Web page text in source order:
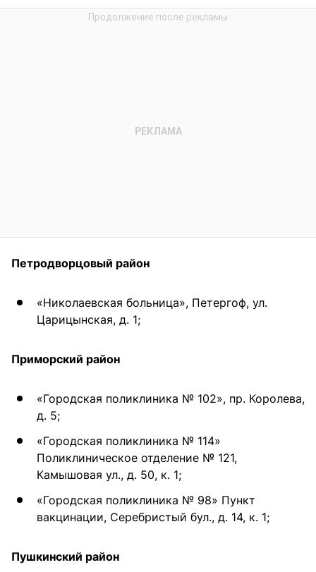
Петродворцовый район
«Николаевская больница», Петергоф, ул.
Царицынская, д. 1;
Приморский район
«Городская поликлиника № 102», пр. Королева,
д. 5;
«Городская поликлиника № 114»
Поликлиническое отделение № 121,
Камышовая ул., д. 50, к. 1;
«Городская поликлиника № 98» Пункт
вакцинации, Серебристый бул., д. 14, к. 1;
Пушкинский район